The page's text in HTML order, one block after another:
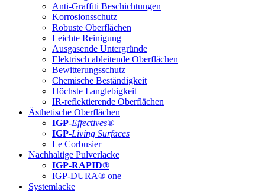
Anti-Graffiti Beschichtungen
Korrosionsschutz
Robuste Oberflächen
Leichte Reinigung
Ausgasende Untergründe
Elektrisch ableitende Oberflächen
Bewitterungsschutz
Chemische Beständigkeit
Höchste Langlebigkeit
IR-reflektierende Oberflächen
Ästhetische Oberflächen
IGP-Effectives®
IGP-Living Surfaces
Le Corbusier
Nachhaltige Pulverlacke
IGP-RAPID®
IGP-DURA® one
Systemlacke